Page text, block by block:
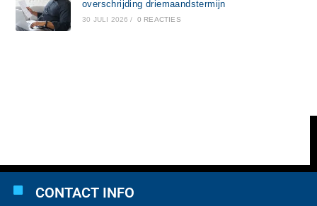
overschrijding driemaandstermijn
30 JULI 2026 / 0 REACTIES
CONTACT INFO